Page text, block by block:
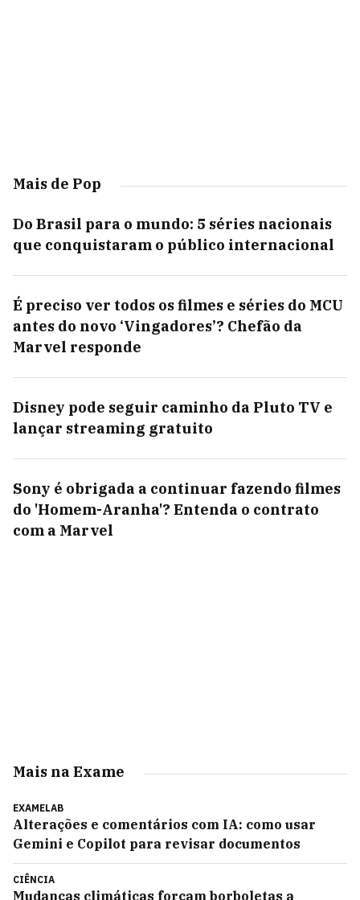
Mais de Pop
Do Brasil para o mundo: 5 séries nacionais
que conquistaram o público internacional
É preciso ver todos os filmes e séries do MCU
antes do novo ‘Vingadores’? Chefão da
Marvel responde
Disney pode seguir caminho da Pluto TV e
lançar streaming gratuito
Sony é obrigada a continuar fazendo filmes
do 'Homem-Aranha'? Entenda o contrato
com a Marvel
Mais na Exame
EXAMELAB
Alterações e comentários com IA: como usar
Gemini e Copilot para revisar documentos
CIÊNCIA
Mudanças climáticas forçam borboletas a